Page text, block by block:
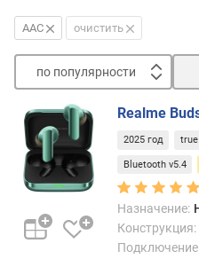
AAC очистить
по популярности
п
о
п
о
у
л
Realme
2025 год
Bluetooth v5.4
Назначение:
Конструкция: